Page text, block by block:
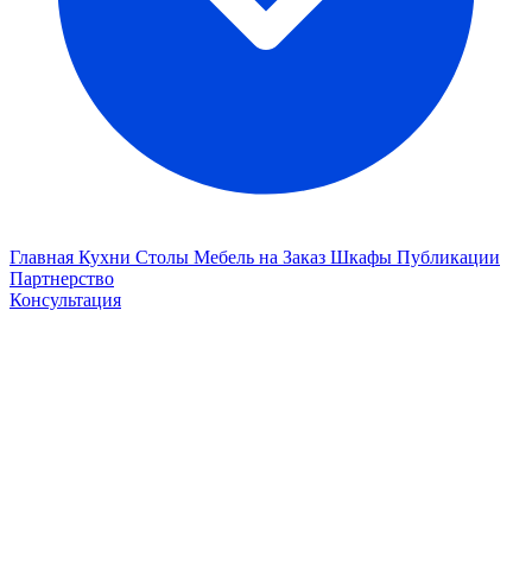
Главная Кухни Столы Мебель на Заказ Шкафы Публикации
Партнерство
Консультация